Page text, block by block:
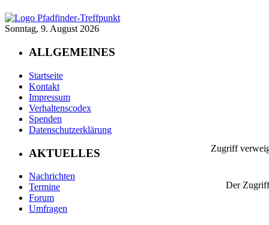
Sonntag, 9. August 2026
ALLGEMEINES
Startseite
Kontakt
Impressum
Verhaltenscodex
Spenden
Datenschutzerklärung
AKTUELLES
Nachrichten
Termine
Forum
Umfragen
Zugriff
Der Zugriff